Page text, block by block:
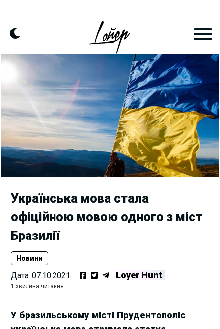
content
Українська мова стала
офіційною мовою одного з міст
Бразилії
Новини
Дата:07.10.2021 Loyer Hunt
1 хвилина читання
У бразильському місті Прудентополіс